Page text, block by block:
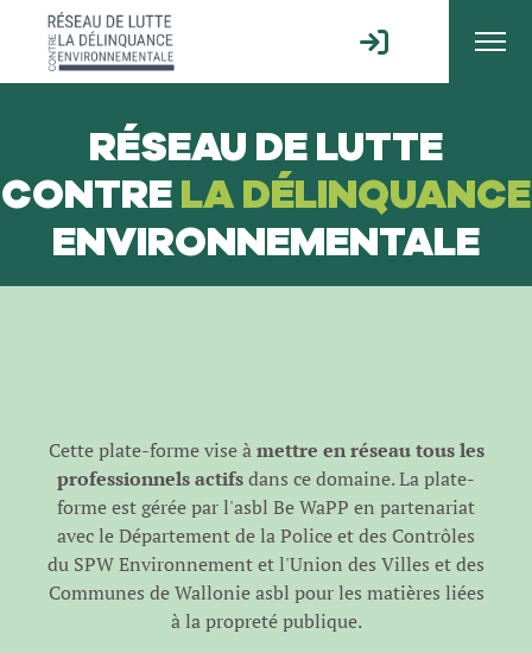
RÉSEAU DE LUTTE
CONTRELA DÉLINQUANCE
ENVIRONNEMENTALE
Cette plate-forme vise àmettre en réseau tous les
professionnels actifsdans ce domaine. La plate-
forme est gérée par l'asbl Be WaPP en partenariat
avec le Département de la Police et des Contrôles
du SPW Environnement et l'Union des Villes et des
Communes de Wallonie asbl pour les matières liées
à la propreté publique.